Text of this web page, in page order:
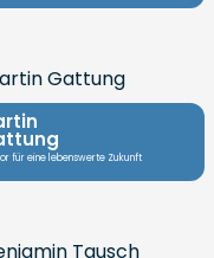
für eine lebenswerte Zukunft